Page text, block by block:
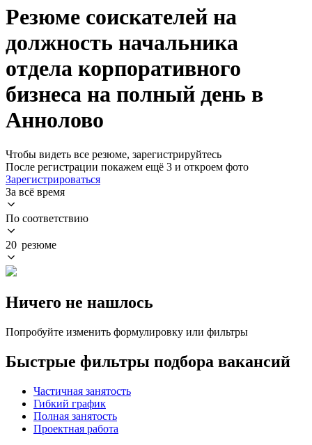
Резюме соискателей на
должность начальника
отдела корпоративного
бизнеса на полный день в
Аннолово
Чтобы видеть все резюме, зарегистрируйтесь
После регистрации покажем ещё 3 и откроем фото
Зарегистрироваться
За всё время
По соответствию
20 резюме
Ничего не нашлось
Попробуйте изменить формулировку или фильтры
Быстрые фильтры подбора вакансий
Частичная занятость
Гибкий график
Полная занятость
Проектная работа